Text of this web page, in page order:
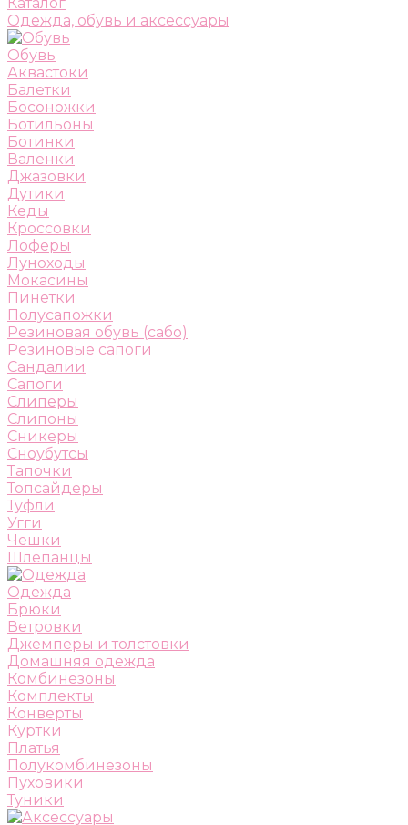
Одежда, обувь и аксессуары
Обувь
Аквастоки
Балетки
Босоножки
Ботильоны
Ботинки
Валенки
Джазовки
Дутики
Кеды
Кроссовки
Лоферы
Луноходы
Мокасины
Пинетки
Полусапожки
Резиновая обувь (сабо)
Резиновые сапоги
Сандалии
Сапоги
Слиперы
Слипоны
Сникеры
Сноубутсы
Тапочки
Топсайдеры
Туфли
Угги
Чешки
Шлепанцы
Одежда
Брюки
Ветровки
Джемперы и толстовки
Домашняя одежда
Комбинезоны
Комплекты
Конверты
Куртки
Платья
Полукомбинезоны
Пуховики
Туники